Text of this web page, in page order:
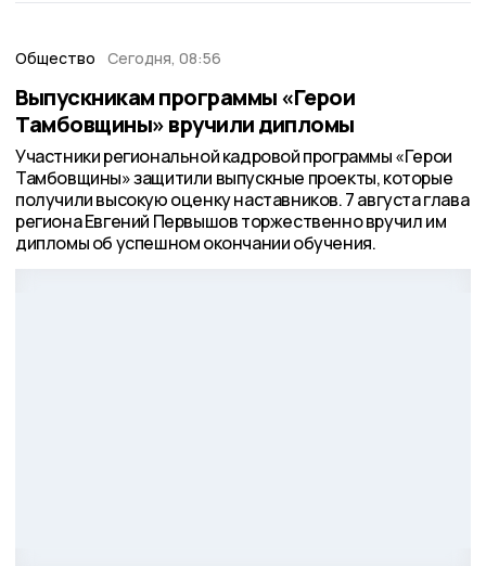
Общество Сегодня, 08:56
Выпускникам программы «Герои
Тамбовщины» вручили дипломы
Участники региональной кадровой программы «Герои
Тамбовщины» защитили выпускные проекты, которые
получили высокую оценку наставников. 7 августа глава
региона Евгений Первышов торжественно вручил им
дипломы об успешном окончании обучения.